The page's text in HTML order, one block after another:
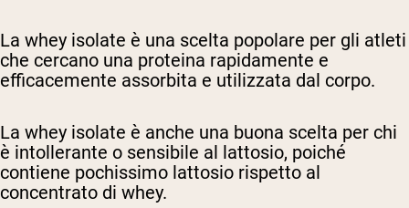
La whey isolate è una scelta popolare per gli atleti
che cercano una proteina rapidamente e
efficacemente assorbita e utilizzata dal corpo.
La whey isolate è anche una buona scelta per chi
è intollerante o sensibile al lattosio, poiché
contiene pochissimo lattosio rispetto al
concentrato di whey.